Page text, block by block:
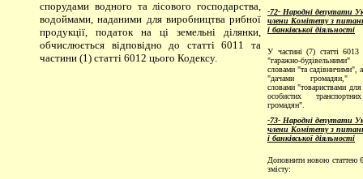
спорудами водного та лісового господарства,
водоймами, наданими для виробництва рибної
продукції, податок на ці земельні ділянки,
обчислюється відповідно до статті 6011 та
частини (1) статті 6012 цього Кодексу.
-72- Народні депутати
члени Комітету з
і банківської діяльності
У частині (7) статті 6013
"гаражно-будівельними"
словами "та садівничими", а
"дачами громадян,"
словами "товариствами для
особистих
громадян".
-73- Народні депутати
члени Комітету з
і банківської діяльності
Доповнити новою статтею
змісту: